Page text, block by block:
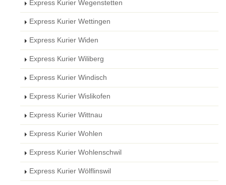
Express Kurier Wegenstetten
Express Kurier Wettingen
Express Kurier Widen
Express Kurier Wiliberg
Express Kurier Windisch
Express Kurier Wislikofen
Express Kurier Wittnau
Express Kurier Wohlen
Express Kurier Wohlenschwil
Express Kurier Wölflinswil